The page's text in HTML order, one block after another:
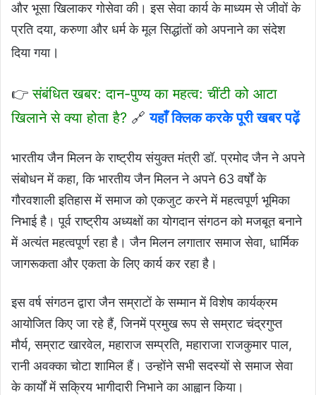
और भूसा खिलाकर गोसेवा की। इस सेवा कार्य के माध्यम से जीवों के
प्रति दया, करुणा और धर्म के मूल सिद्धांतों को अपनाने का संदेश
दिया गया।
👉संबंधित खबर: दान-पुण्य का महत्व: चींटी को आटा
खिलाने से क्या होता है? 🔗यहाँ क्लिक करके पूरी खबर पढ़ें
भारतीय जैन मिलन के राष्ट्रीय संयुक्त मंत्री डॉ. प्रमोद जैन ने अपने
संबोधन में कहा, कि भारतीय जैन मिलन ने अपने 63 वर्षों के
गौरवशाली इतिहास में समाज को एकजुट करने में महत्वपूर्ण भूमिका
निभाई है। पूर्व राष्ट्रीय अध्यक्षों का योगदान संगठन को मजबूत बनाने
में अत्यंत महत्वपूर्ण रहा है। जैन मिलन लगातार समाज सेवा, धार्मिक
जागरूकता और एकता के लिए कार्य कर रहा है।
इस वर्ष संगठन द्वारा जैन सम्राटों के सम्मान में विशेष कार्यक्रम
आयोजित किए जा रहे हैं, जिनमें प्रमुख रूप से सम्राट चंद्रगुप्त
मौर्य, सम्राट खारवेल, महाराज सम्प्रति, महाराजा राजकुमार पाल,
रानी अवक्का चोटा शामिल हैं। उन्होंने सभी सदस्यों से समाज सेवा
के कार्यों में सक्रिय भागीदारी निभाने का आह्वान किया।